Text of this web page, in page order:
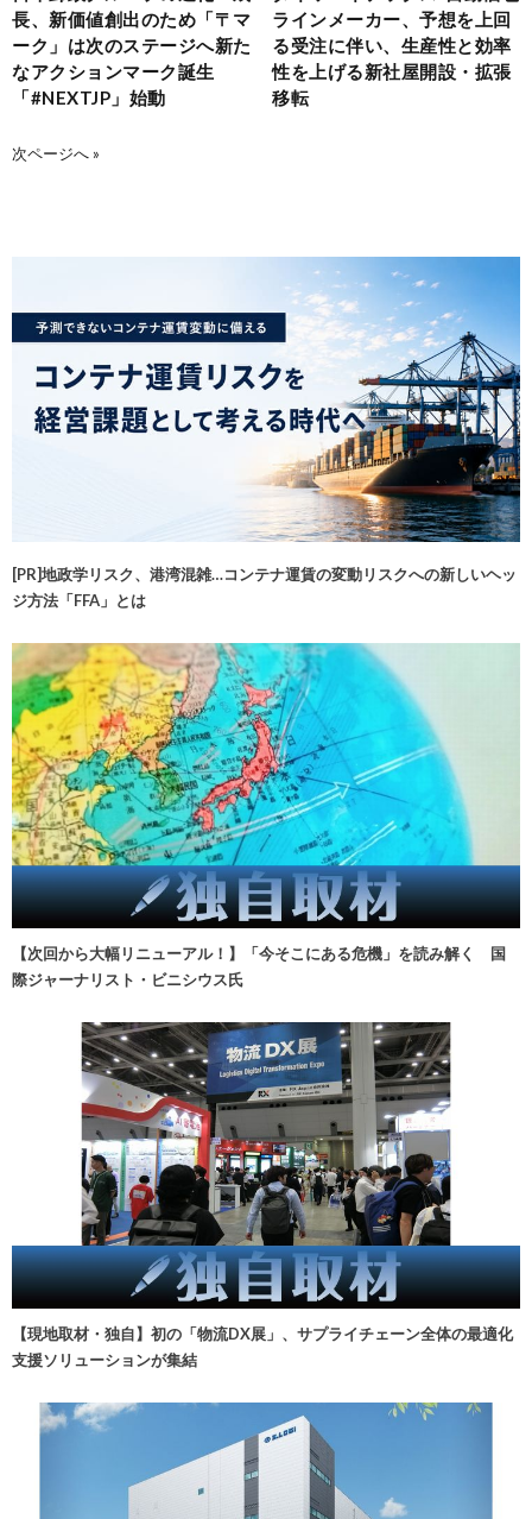
長、新価値創出のため「〒マ
ーク」は次のステージへ新た
なアクションマーク誕生
「#NEXTJP」始動
ラインメーカー、予想を上回
る受注に伴い、生産性と効率
性を上げる新社屋開設・拡張
移転
次ページへ »
[PR]地政学リスク、港湾混雑…コンテナ運賃の変動リスクへの新しいヘッ
ジ方法「FFA」とは
【次回から大幅リニューアル！】「今そこにある危機」を読み解く 国
際ジャーナリスト・ビニシウス氏
【現地取材・独自】初の「物流DX展」、サプライチェーン全体の最適化
支援ソリューションが集結